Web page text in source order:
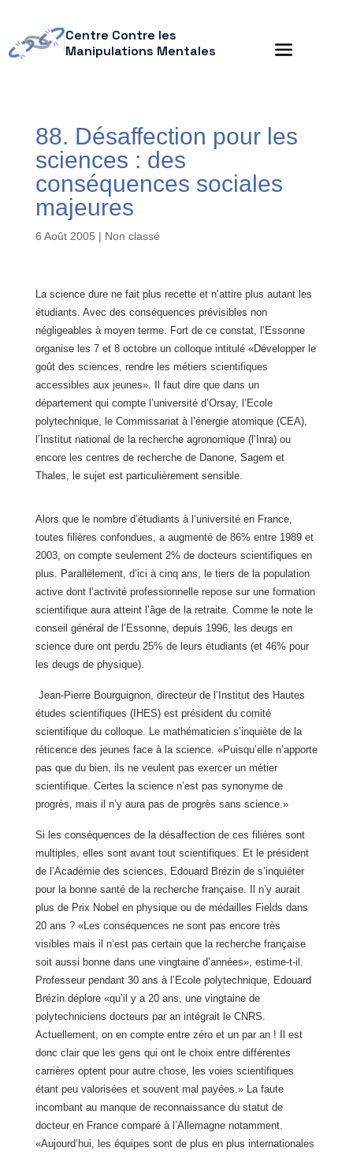
Centre Contre les
Manipulations Mentales
88. Désaffection pour les
sciences : des
conséquences sociales
majeures
6 Août 2005 | Non classé
La science dure ne fait plus recette et n’attire plus autant les
étudiants. Avec des conséquences prévisibles non
négligeables à moyen terme. Fort de ce constat, l’Essonne
organise les 7 et 8 octobre un colloque intitulé «Développer le
goût des sciences, rendre les métiers scientifiques
accessibles aux jeunes». Il faut dire que dans un
département qui compte l’université d’Orsay, l’Ecole
polytechnique, le Commissariat à l’énergie atomique (CEA),
l’Institut national de la recherche agronomique (l’Inra) ou
encore les centres de recherche de Danone, Sagem et
Thales, le sujet est particulièrement sensible.
Alors que le nombre d’étudiants à l’université en France,
toutes filières confondues, a augmenté de 86% entre 1989 et
2003, on compte seulement 2% de docteurs scientifiques en
plus. Parallèlement, d’ici à cinq ans, le tiers de la population
active dont l’activité professionnelle repose sur une formation
scientifique aura atteint l’âge de la retraite. Comme le note le
conseil général de l’Essonne, depuis 1996, les deugs en
science dure ont perdu 25% de leurs étudiants (et 46% pour
les deugs de physique).
Jean-Pierre Bourguignon, directeur de l’Institut des Hautes
études scientifiques (IHES) est président du comité
scientifique du colloque. Le mathématicien s’inquiète de la
réticence des jeunes face à la science. «Puisqu’elle n’apporte
pas que du bien, ils ne veulent pas exercer un métier
scientifique. Certes la science n’est pas synonyme de
progrès, mais il n’y aura pas de progrès sans science.»
Si les conséquences de la désaffection de ces filières sont
multiples, elles sont avant tout scientifiques. Et le président
de l’Académie des sciences, Edouard Brézin de s’inquiéter
pour la bonne santé de la recherche française. Il n’y aurait
plus de Prix Nobel en physique ou de médailles Fields dans
20 ans ? «Les conséquences ne sont pas encore très
visibles mais il n’est pas certain que la recherche française
soit aussi bonne dans une vingtaine d’années», estime-t-il.
Professeur pendant 30 ans à l’Ecole polytechnique, Edouard
Brézin déplore «qu’il y a 20 ans, une vingtaine de
polytechniciens docteurs par an intégrait le CNRS.
Actuellement, on en compte entre zéro et un par an ! Il est
donc clair que les gens qui ont le choix entre différentes
carrières optent pour autre chose, les voies scientifiques
étant peu valorisées et souvent mal payées.» La faute
incombant au manque de reconnaissance du statut de
docteur en France comparé à l’Allemagne notamment.
«Aujourd’hui, les équipes sont de plus en plus internationales